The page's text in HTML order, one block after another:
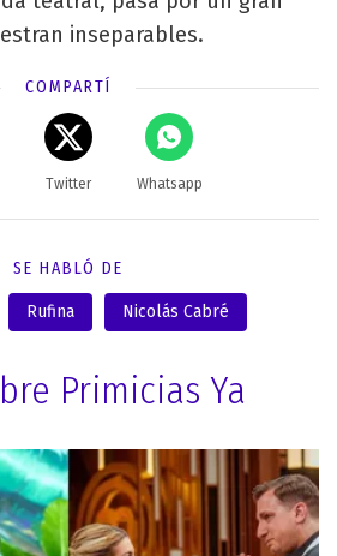
inseparables.
COMPARTÍ
Twitter Whatsapp
SE HABLÓ DE
Rufina Nicolás Cabré
Primicias Ya